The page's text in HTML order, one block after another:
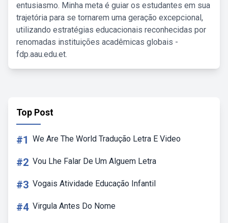
entusiasmo. Minha meta é guiar os estudantes em sua
trajetória para se tornarem uma geração excepcional,
utilizando estratégias educacionais reconhecidas por
renomadas instituições acadêmicas globais -
fdp.aau.edu.et.
Top Post
#1 We Are The World Tradução Letra E Video
#2 Vou Lhe Falar De Um Alguem Letra
#3 Vogais Atividade Educação Infantil
#4 Virgula Antes Do Nome